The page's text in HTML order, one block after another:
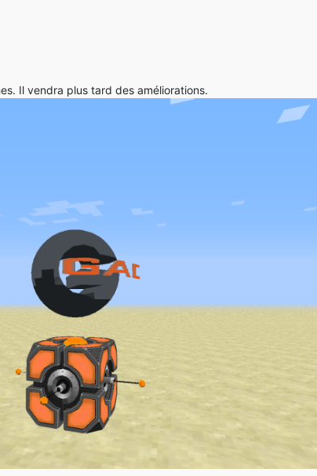
Il vendra plus tard des améliorations.